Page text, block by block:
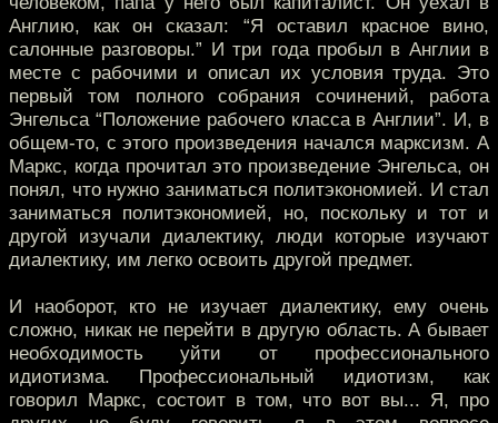
Англию, как он сказал: “Я оставил красное вино,
салонные разговоры.” И три года пробыл в Англии в
месте с рабочими и описал их условия труда. Это
первый том полного собрания сочинений, работа
Энгельса “Положение рабочего класса в Англии”. И, в
общем-то, с этого произведения начался марксизм. А
Маркс, когда прочитал это произведение Энгельса, он
понял, что нужно заниматься политэкономией. И стал
заниматься политэкономией, но, поскольку и тот и
другой изучали диалектику, люди которые изучают
диалектику, им легко освоить другой предмет.
И наоборот, кто не изучает диалектику, ему очень
сложно, никак не перейти в другую область. А бывает
необходимость уйти от профессионального
идиотизма. Профессиональный идиотизм, как
говорил Маркс, состоит в том, что вот вы... Я, про